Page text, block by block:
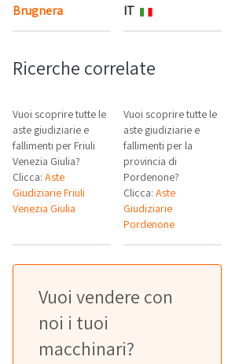
Brugnera Mappa
IT
Ricerche correlate
Vuoi scoprire tutte le
aste giudiziarie e
fallimenti per Friuli
Venezia Giulia?
Clicca: Aste
Giudiziarie Friuli
Venezia Giulia
Vuoi scoprire tutte le
aste giudiziarie e
fallimenti per la
provincia di
Pordenone?
Clicca:Aste
Giudiziarie
Pordenone
Vuoi vendere con
noi i tuoi
macchinari?